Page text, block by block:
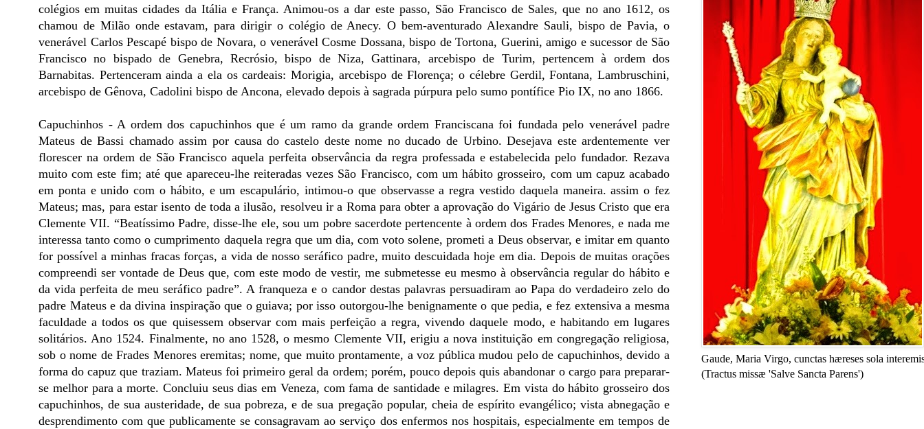
colégios em muitas cidades da Itália e França. Animou-os a dar este passo, São Francisco de Sales, que no ano 1612, os
chamou de Milão onde estavam, para dirigir o colégio de Anecy. O bem-aventurado Alexandre Sauli, bispo de Pavia, o
venerável Carlos Pescapé bispo de Novara, o venerável Cosme Dossana, bispo de Tortona, Guerini, amigo e sucessor de São
Francisco no bispado de Genebra, Recrósio, bispo de Niza, Gattinara, arcebispo de Turim, pertencem à ordem dos
Barnabitas. Pertenceram ainda a ela os cardeais: Morigia, arcebispo de Florença; o célebre Gerdil, Fontana, Lambruschini,
arcebispo de Gênova, Cadolini bispo de Ancona, elevado depois à sagrada púrpura pelo sumo pontífice Pio IX, no ano 1866.
Capuchinhos - A ordem dos capuchinhos que é um ramo da grande ordem Franciscana foi fundada pelo venerável padre
Mateus de Bassi chamado assim por causa do castelo deste nome no ducado de Urbino. Desejava este ardentemente ver
florescer na ordem de São Francisco aquela perfeita observância da regra professada e estabelecida pelo fundador. Rezava
muito com este fim; até que apareceu-lhe reiteradas vezes São Francisco, com um hábito grosseiro, com um capuz acabado
em ponta e unido com o hábito, e um escapulário, intimou-o que observasse a regra vestido daquela maneira. assim o fez
Mateus; mas, para estar isento de toda a ilusão, resolveu ir a Roma para obter a aprovação do Vigário de Jesus Cristo que era
Clemente VII. “Beatíssimo Padre, disse-lhe ele, sou um pobre sacerdote pertencente à ordem dos Frades Menores, e nada me
interessa tanto como o cumprimento daquela regra que um dia, com voto solene, prometi a Deus observar, e imitar em quanto
for possível a minhas fracas forças, a vida de nosso seráfico padre, muito descuidada hoje em dia. Depois de muitas orações
compreendi ser vontade de Deus que, com este modo de vestir, me submetesse eu mesmo à observância regular do hábito e
da vida perfeita de meu seráfico padre”. A franqueza e o candor destas palavras persuadiram ao Papa do verdadeiro zelo do
padre Mateus e da divina inspiração que o guiava; por isso outorgou-lhe benignamente o que pedia, e fez extensiva a mesma
faculdade a todos os que quisessem observar com mais perfeição a regra, vivendo daquele modo, e habitando em lugares
solitários. Ano 1524. Finalmente, no ano 1528, o mesmo Clemente VII, erigiu a nova instituição em congregação religiosa,
sob o nome de Frades Menores eremitas; nome, que muito prontamente, a voz pública mudou pelo de capuchinhos, devido a
forma do capuz que traziam. Mateus foi primeiro geral da ordem; porém, pouco depois quis abandonar o cargo para preparar-
se melhor para a morte. Concluiu seus dias em Veneza, com fama de santidade e milagres. Em vista do hábito grosseiro dos
capuchinhos, de sua austeridade, de sua pobreza, e de sua pregação popular, cheia de espírito evangélico; vista abnegação e
desprendimento com que publicamente se consagravam ao serviço dos enfermos nos hospitais, especialmente em tempos de
Gaude, Maria Virgo, cunctas hæreses sola
(Tractus missæ 'Salve Sancta Parens')